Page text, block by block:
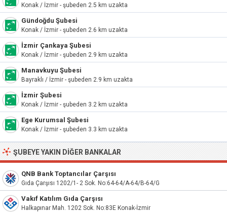
Konak / İzmir - şubeden 2.5 km uzakta
Gündoğdu Şubesi
Konak / İzmir - şubeden 2.6 km uzakta
İzmir Çankaya Şubesi
Konak / İzmir - şubeden 2.9 km uzakta
Manavkuyu Şubesi
Bayraklı / İzmir - şubeden 2.9 km uzakta
İzmir Şubesi
Konak / İzmir - şubeden 3.2 km uzakta
Ege Kurumsal Şubesi
Konak / İzmir - şubeden 3.3 km uzakta
ŞUBEYE YAKIN DIĞER BANKALAR
QNB Bank Toptancılar Çarşısı
Gıda Çarşısı 1202/1- 2 Sok. No:64-64/A-64/B-64/G
Vakıf Katılım Gıda Çarşısı
Halkapınar Mah. 1202 Sok. No:83E Konak-İzmir